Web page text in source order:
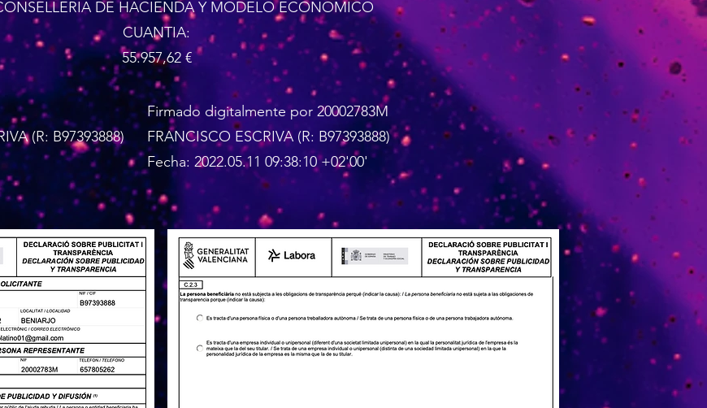
DE HACIENDA Y MODELO ECONOMICO
CUANTIA:
55.957,62 €
(R: B97393888)
Firmado digitalmente por 20002783M
FRANCISCO ESCRIVA (R: B97393888)
Fecha: 2022.05.11 09:38:10 +02'00'